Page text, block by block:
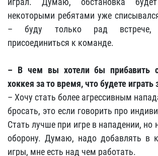
некоторыми ребятами уже
– буду только рад встрече,
присоединиться к команде.
– В чем вы хотели бы прибавить
хоккея за то время, что будете играть
– Хочу стать более агрессивным
бросать, это если говорить про
Стать лучше при игре в нападении, но
оборону. Думаю, надо добавлять в
игры, мне есть над чем работать.